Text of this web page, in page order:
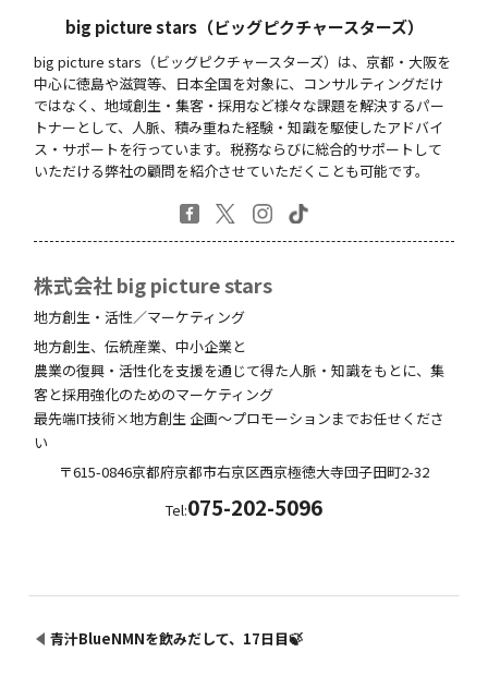
big picture stars（ビッグピクチャースターズ）
big picture stars（ビッグピクチャースターズ）は、京都・大阪を
中心に徳島や滋賀等、日本全国を対象に、コンサルティングだけ
ではなく、地域創生・集客・採用など様々な課題を解決するパー
トナーとして、人脈、積み重ねた経験・知識を駆使したアドバイ
ス・サポートを行っています。税務ならびに総合的サポートして
いただける弊社の顧問を紹介させていただくことも可能です。
株式会社 big picture stars
地方創生・活性／マーケティング
地方創生、伝統産業、中小企業と
農業の復興・活性化を支援を通じて得た人脈・知識をもとに、集
客と採用強化のためのマーケティング
最先端IT技術×地方創生 企画～プロモーションまでお任せくださ
い
〒615-0846京都府京都市右京区西京極徳大寺団子田町2-32
Tel:075-202-5096
青汁BlueNMNを飲みだして、17日目🍃